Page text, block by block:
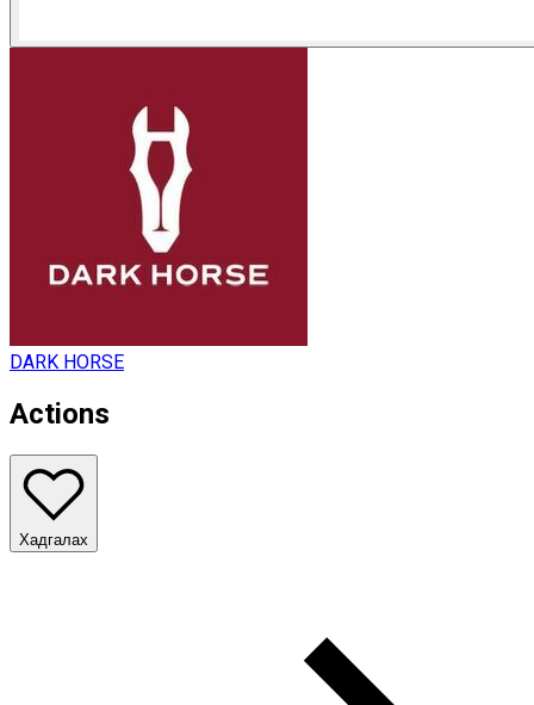
DARK HORSE
Actions
Хадгалах